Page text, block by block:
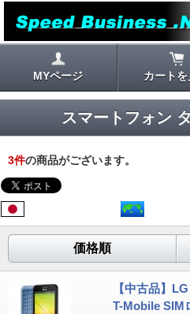
MYページ カートを
スマートフォン
3件の商品がございます。
価格順
【中古品】
T-Mobile SIM